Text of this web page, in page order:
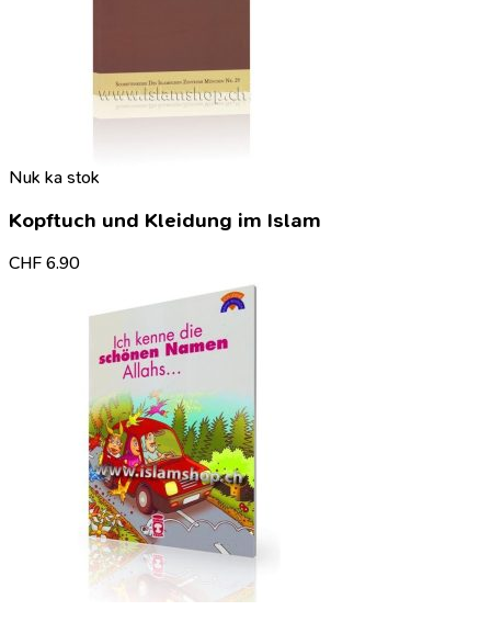
Nuk ka stok
Kopftuch und Kleidung im Islam
CHF 6.90